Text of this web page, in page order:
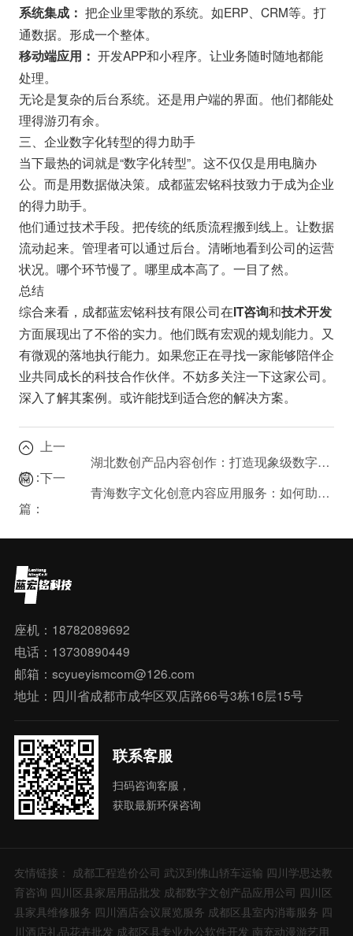
系统集成： 把企业里零散的系统。如ERP、CRM等。打
通数据。形成一个整体。
移动端应用： 开发APP和小程序。让业务随时随地都能
处理。
无论是复杂的后台系统。还是用户端的界面。他们都能处
理得游刃有余。
三、企业数字化转型的得力助手
当下最热的词就是“数字化转型”。这不仅仅是用电脑办
公。而是用数据做决策。成都蓝宏铭科技致力于成为企业
的得力助手。
他们通过技术手段。把传统的纸质流程搬到线上。让数据
流动起来。管理者可以通过后台。清晰地看到公司的运营
状况。哪个环节慢了。哪里成本高了。一目了然。
总结
综合来看，成都蓝宏铭科技有限公司在IT咨询和技术开发
方面展现出了不俗的实力。他们既有宏观的规划能力。又
有微观的落地执行能力。如果您正在寻找一家能够陪伴企
业共同成长的科技合作伙伴。不妨多关注一下这家公司。
深入了解其案例。或许能找到适合您的解决方案。
上一
篇：
湖北数创产品内容创作：打造现象级数字内容的关键步骤
下一
篇：
青海数字文化创意内容应用服务：如何助力西北文旅产业数字化转型？
座机：18782089692
电话：13730890449
邮箱：scyueyismcom@126.com
地址：四川省成都市成华区双店路66号3栋16层15号
联系客服
扫码咨询客服，
获取最新环保咨询
友情链接： 成都工程造价公司 武汉到佛山轿车运输 四川学思达教
育咨询 四川区县家居用品批发 成都数字文创产品应用公司 四川区
县家具维修服务 四川酒店会议展览服务 成都区县室内消毒服务 四
川酒店礼品花卉批发 成都区县专业办公软件开发 南充动漫游艺用